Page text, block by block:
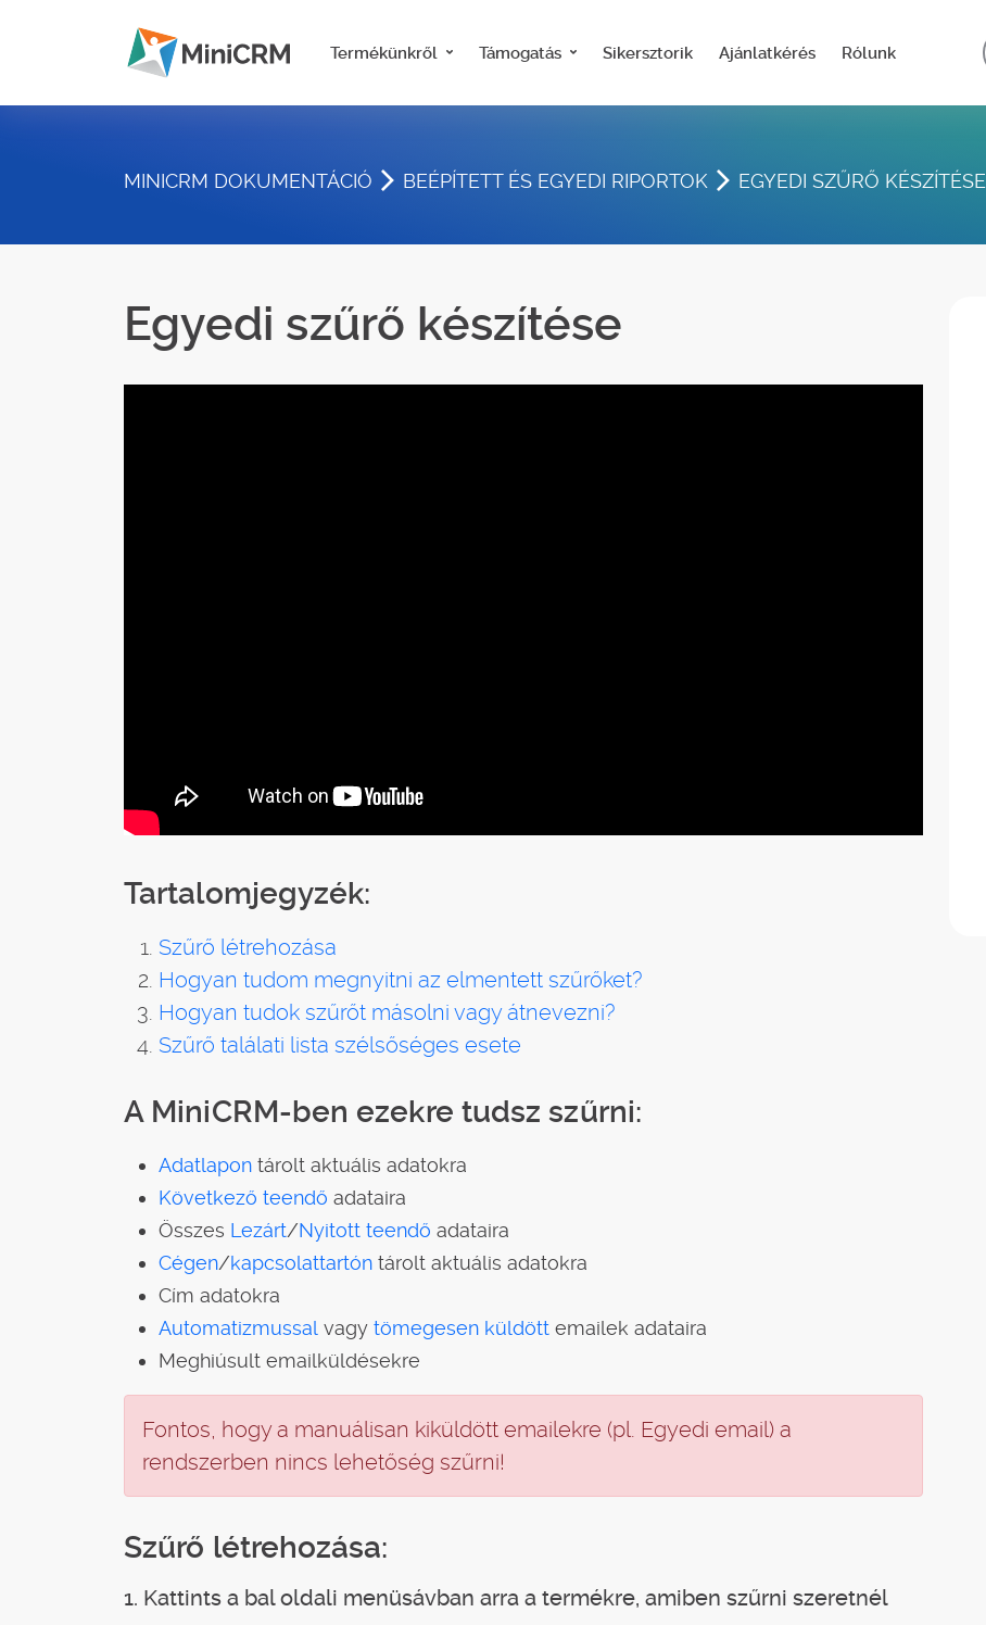
Termékünkről Támogatás Sikersztorik Ajánlatkérés Rólunk
MINICRM DOKUMENTÁCIÓ BEÉPÍTETT ÉS EGYEDI RIPORTOK EGYEDI SZŰRŐ KÉSZÍTÉSE
Egyedi szűrő készítése
Tartalomjegyzék:
Szűrő létrehozása
Hogyan tudom megnyitni az elmentett szűrőket?
Hogyan tudok szűrőt másolni vagy átnevezni?
Szűrő találati lista szélsőséges esete
A MiniCRM-ben ezekre tudsz szűrni:
Adatlapon tárolt aktuális adatokra
Következő teendő adataira
Összes Lezárt/Nyitott teendő adataira
Cégen/kapcsolattartón tárolt aktuális adatokra
Cím adatokra
Automatizmussal vagy tömegesen küldött emailek adataira
Meghiúsult emailküldésekre
Fontos, hogy a manuálisan kiküldött emailekre (pl. Egyedi email) a
rendszerben nincs lehetőség szűrni!
Szűrő létrehozása:
1. Kattints a bal oldali menüsávban arra a termékre, amiben szűrni szeretnél